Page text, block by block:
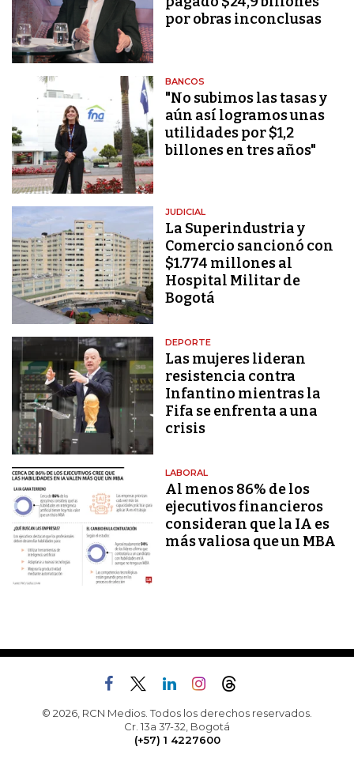
por obras inconclusas
BANCOS
"No subimos las tasas y
aún así logramos unas
utilidades por $1,2
billones en tres años"
JUDICIAL
La Superindustria y
Comercio sancionó con
$1.774 millones al
Hospital Militar de
Bogotá
DEPORTE
Las mujeres lideran
resistencia contra
Infantino mientras la
Fifa se enfrenta a una
crisis
LABORAL
Al menos 86% de los
ejecutivos financieros
consideran que la IA es
más valiosa que un MBA
© 2026, RCN Medios. Todos los derechos reservados.
Cr. 13a 37-32, Bogotá
(+57) 1 4227600